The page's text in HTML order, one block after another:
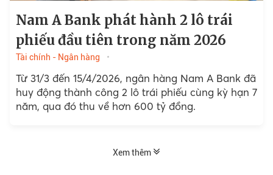
Nam A Bank phát hành 2 lô trái
phiếu đầu tiên trong năm 2026
Tài chính - Ngân hàng
Từ 31/3 đến 15/4/2026, ngân hàng Nam A Bank đã
huy động thành công 2 lô trái phiếu cùng kỳ hạn 7
năm, qua đó thu về hơn 600 tỷ đồng.
Xem thêm